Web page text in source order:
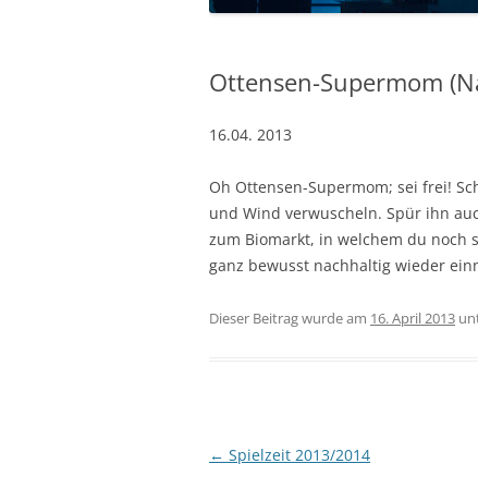
Ottensen-Supermom
16.04. 2013
Oh Ottensen-Supermom; sei frei!
und Wind verwuscheln. Spür ihn
zum Biomarkt, in welchem du
ganz bewusst nachhaltig wieder
Dieser Beitrag wurde am 16. April 2013
Beitrags-
← Spielzeit 2013/2014